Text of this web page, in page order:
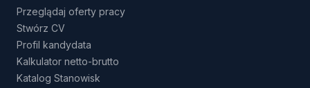
Przeglądaj oferty pracy
Stwórz CV
Profil kandydata
Kalkulator netto-brutto
Katalog Stanowisk